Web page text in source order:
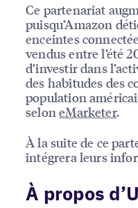
Ce partenariat
puisqu’Amazon
enceintes
vendus entre l’été
d’investir dans
des habitudes des
population
seloneMarketer.
À la suite de ce
intégrera leurs
À propos